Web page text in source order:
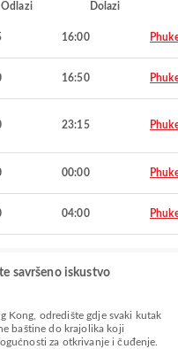
Odlazi Dolazi
16:00
16:50
23:15
00:00
04:00
savršeno iskustvo
Kong, odredište gdje svaki kutak
baštine do krajolika koji
za otkrivanje i čuđenje.